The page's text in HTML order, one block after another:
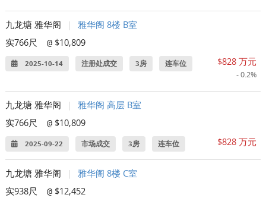
九龙塘 雅华阁
雅华阁 8楼 B室
实766尺
@ $10,809
2025-10-14 注册处成交 3房 连车位 $828 万元
- 0.2%
九龙塘 雅华阁
雅华阁 高层 B室
实766尺
@ $10,809
2025-09-22 市场成交 3房 连车位 $828 万元
九龙塘 雅华阁
雅华阁 8楼 C室
实938尺
@ $12,452